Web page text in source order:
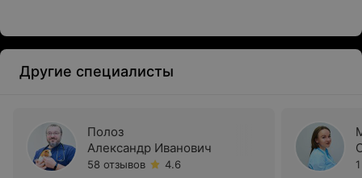
Другие специалисты
Полоз
Александр Иванович
58 отзывов
4.6